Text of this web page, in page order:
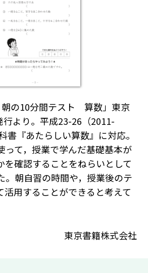
の10分間テスト 算数」東京
より。平成23-26（2011-
書『あたらしい算数』に対応。
って，授業で学んだ基礎基本が
を確認することをねらいとして
。朝自習の時間や，授業後のテ
活用することができると考えて
東京書籍株式会社